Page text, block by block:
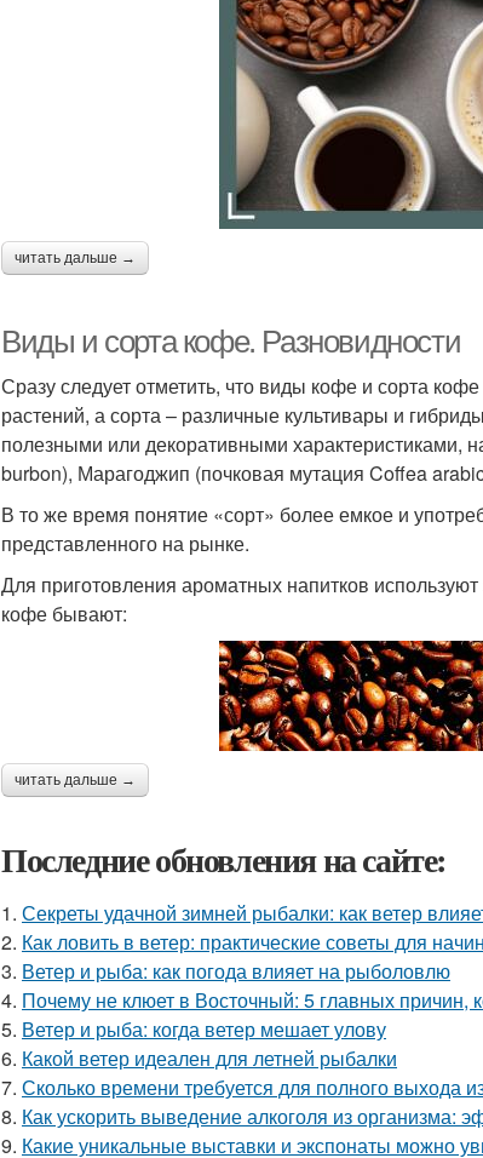
читать дальше →
Виды и сорта кофе. Разновидности
Сразу следует отметить, что виды кофе и сорта
растений, а сорта – различные культивары и
полезными или декоративными характеристиками,
burbon), Марагоджип (почковая мутация Coffea
В то же время понятие «сорт» более емкое и
представленного на рынке.
Для приготовления ароматных напитков
кофе бывают:
читать дальше →
Последние обновления на сайте:
1. Секреты удачной зимней рыбалки: как ветер
2. Как ловить в ветер: практические советы для
3. Ветер и рыба: как погода влияет на рыболовлю
4. Почему не клюет в Восточный: 5 главных причин,
5. Ветер и рыба: когда ветер мешает улову
6. Какой ветер идеален для летней рыбалки
7. Сколько времени требуется для полного выхода
8. Как ускорить выведение алкоголя из организма:
9. Какие уникальные выставки и экспонаты можно